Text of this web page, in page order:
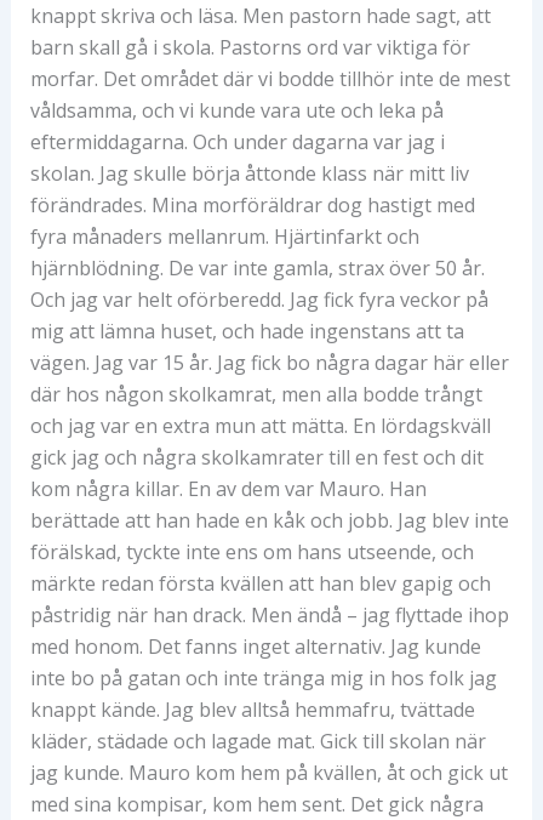
knappt skriva och läsa. Men pastorn hade sagt, att
barn skall gå i skola. Pastorns ord var viktiga för
morfar. Det området där vi bodde tillhör inte de mest
våldsamma, och vi kunde vara ute och leka på
eftermiddagarna. Och under dagarna var jag i
skolan. Jag skulle börja åttonde klass när mitt liv
förändrades. Mina morföräldrar dog hastigt med
fyra månaders mellanrum. Hjärtinfarkt och
hjärnblödning. De var inte gamla, strax över 50 år.
Och jag var helt oförberedd. Jag fick fyra veckor på
mig att lämna huset, och hade ingenstans att ta
vägen. Jag var 15 år. Jag fick bo några dagar här eller
där hos någon skolkamrat, men alla bodde trångt
och jag var en extra mun att mätta. En lördagskväll
gick jag och några skolkamrater till en fest och dit
kom några killar. En av dem var Mauro. Han
berättade att han hade en kåk och jobb. Jag blev inte
förälskad, tyckte inte ens om hans utseende, och
märkte redan första kvällen att han blev gapig och
påstridig när han drack. Men ändå – jag flyttade ihop
med honom. Det fanns inget alternativ. Jag kunde
inte bo på gatan och inte tränga mig in hos folk jag
knappt kände. Jag blev alltså hemmafru, tvättade
kläder, städade och lagade mat. Gick till skolan när
jag kunde. Mauro kom hem på kvällen, åt och gick ut
med sina kompisar, kom hem sent. Det gick några